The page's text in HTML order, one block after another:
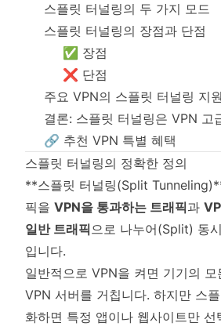
스플릿 터널링의 두 가지 모드
스플릿 터널링의 장점과 단점
✅ 장점
❌ 단점
주요 VPN의 스플릿 터널링 지
결론: 스플릿 터널링은 VPN 고
🔗 추천 VPN 특별 혜택
스플릿 터널링의 정확한 정의
**스플릿 터널링(Split
픽을 VPN을 통과하는 트래픽과
일반 트래픽으로 나누어(Split) 동
입니다.
일반적으로 VPN을 켜면 기기의
VPN 서버를 거칩니다. 하지만 스
화하면 특정 앱이나 웹사이트만